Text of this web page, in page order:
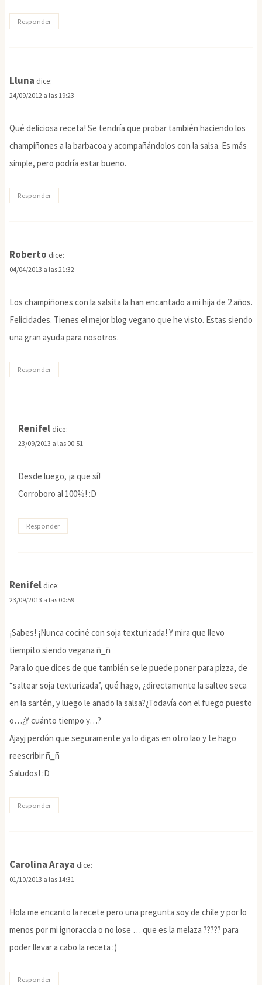
Responder
Lluna dice:
24/09/2012 a las 19:23
Qué deliciosa receta! Se tendría que probar también haciendo los
champiñones a la barbacoa y acompañándolos con la salsa. Es más
simple, pero podría estar bueno.
Responder
Roberto dice:
04/04/2013 a las 21:32
Los champiñones con la salsita la han encantado a mi hija de 2 años.
Felicidades. Tienes el mejor blog vegano que he visto. Estas siendo
una gran ayuda para nosotros.
Responder
Renifel dice:
23/09/2013 a las 00:51
Desde luego, ¡a que sí!
Corroboro al 100%! :D
Responder
Renifel dice:
23/09/2013 a las 00:59
¡Sabes! ¡Nunca cociné con soja texturizada! Y mira que llevo
tiempito siendo vegana ñ_ñ
Para lo que dices de que también se le puede poner para pizza, de
“saltear soja texturizada”, qué hago, ¿directamente la salteo seca
en la sartén, y luego le añado la salsa?¿Todavía con el fuego puesto
o…¿Y cuánto tiempo y…?
Ajayj perdón que seguramente ya lo digas en otro lao y te hago
reescribir ñ_ñ
Saludos! :D
Responder
Carolina Araya dice:
01/10/2013 a las 14:31
Hola me encanto la recete pero una pregunta soy de chile y por lo
menos por mi ignoraccia o no lose … que es la melaza ????? para
poder llevar a cabo la receta :)
Responder